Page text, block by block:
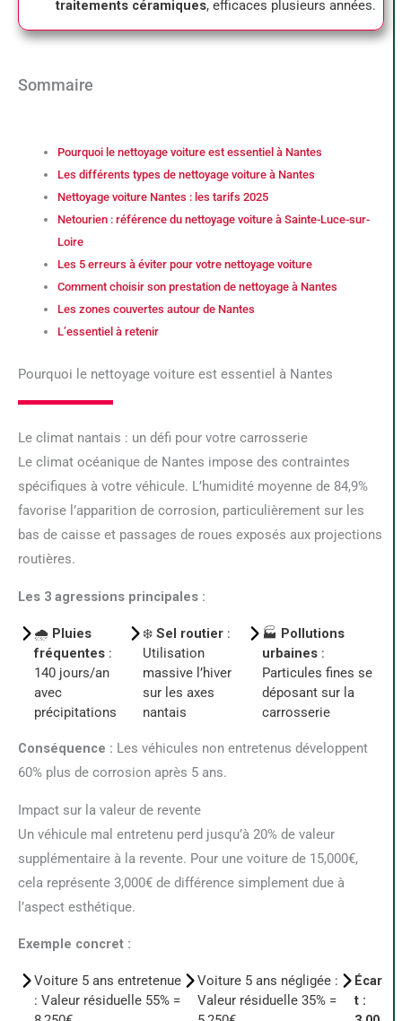
traitements céramiques, efficaces plusieurs années.
Sommaire
Pourquoi le nettoyage voiture est essentiel à Nantes
Les différents types de nettoyage voiture à Nantes
Nettoyage voiture Nantes : les tarifs 2025
Netourien : référence du nettoyage voiture à Sainte-Luce-sur-
Loire
Les 5 erreurs à éviter pour votre nettoyage voiture
Comment choisir son prestation de nettoyage à Nantes
Les zones couvertes autour de Nantes
L’essentiel à retenir
Pourquoi le nettoyage voiture est essentiel à Nantes
Le climat nantais : un défi pour votre carrosserie
Le climat océanique de Nantes impose des contraintes
spécifiques à votre véhicule. L’humidité moyenne de 84,9%
favorise l’apparition de corrosion, particulièrement sur les
bas de caisse et passages de roues exposés aux projections
routières.
Les 3 agressions principales :
🌧️ Pluies
fréquentes :
140 jours/an
avec
précipitations
❄️Sel routier :
Utilisation
massive l’hiver
sur les axes
nantais
🏭 Pollutions
urbaines:
Particules fines se
déposant sur la
carrosserie
Conséquence : Les véhicules non entretenus développent
60% plus de corrosion après 5 ans.
Impact sur la valeur de revente
Un véhicule mal entretenu perd jusqu’à 20% de valeur
supplémentaire à la revente. Pour une voiture de 15,000€,
cela représente 3,000€ de différence simplement due à
l’aspect esthétique.
Exemple concret :
Voiture 5 ans entretenue
: Valeur résiduelle 55% =
Voiture 5 ans négligée :
Valeur résiduelle 35% =
Écar
t :